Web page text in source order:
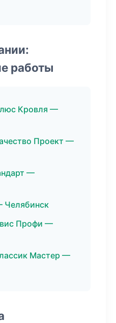
работы
Кровля —
Проект —
—
Профи —
Мастер —